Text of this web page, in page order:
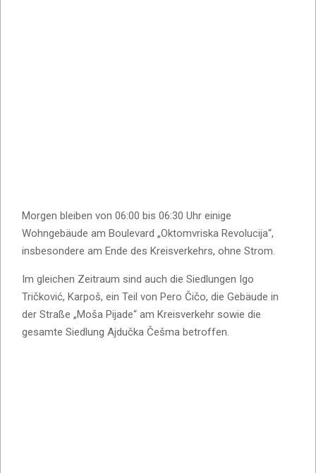
Morgen bleiben von 06:00 bis 06:30 Uhr einige
Wohngebäude am Boulevard „Oktomvriska Revolucija“,
insbesondere am Ende des Kreisverkehrs, ohne Strom.
Im gleichen Zeitraum sind auch die Siedlungen Igo
Tričković, Karpoš, ein Teil von Pero Čičo, die Gebäude in
der Straße „Moša Pijade“ am Kreisverkehr sowie die
gesamte Siedlung Ajdučka Češma betroffen.